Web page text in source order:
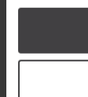
Oatly iKaffe